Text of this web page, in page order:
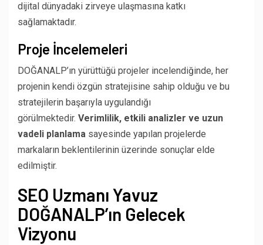
dijital dünyadaki zirveye ulaşmasına katkı
sağlamaktadır.
Proje İncelemeleri
DOĞANALP’ın yürüttüğü projeler incelendiğinde, her
projenin kendi özgün stratejisine sahip olduğu ve bu
stratejilerin başarıyla uygulandığı
görülmektedir. Verimlilik, etkili analizler ve uzun
vadeli planlama sayesinde yapılan projelerde
markaların beklentilerinin üzerinde sonuçlar elde
edilmiştir.
SEO Uzmanı Yavuz
DOĞANALP’ın Gelecek
Vizyonu